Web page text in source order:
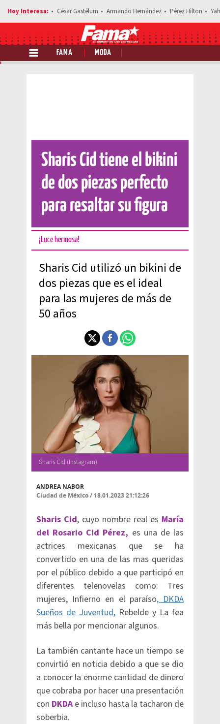
César Gastélum Armando Hernández Pérez Hilton
FAMA MODA
Comparte esta noticia
Sharis Cid tiene el bikini
de dos piezas perfecto
para resaltar su figura
¡Luce hermosa!
Sharis Cid utilizó un bikini de
dos piezas que es el ideal
para las mujeres de más de
50 años
Sharis Cid (Instagram)
ANDREA NABOR
Ciudad de México/ 18.01.2023 21:12:26
Sharis Cid, cuyo nombre real es María
del Rosario Cid Pérez, es una de las
actrices mexicanas que se ha
convertido en una de las mas queridas
por el público debido a que participó en
diferentes telenovelas como: Tres
mujeres, Infierno en el paraíso, DKDA
Sueños de Juventud, Rebelde y La fea
más bella por mencionar algunos.
La también cantante hace un tiempo se
convirtió en noticia debido a que se dio
a conocer la enorme cantidad de dinero
que cobraba por hacer una presentación
con DKDAe incluso hasta la tacharon de
soberbia.